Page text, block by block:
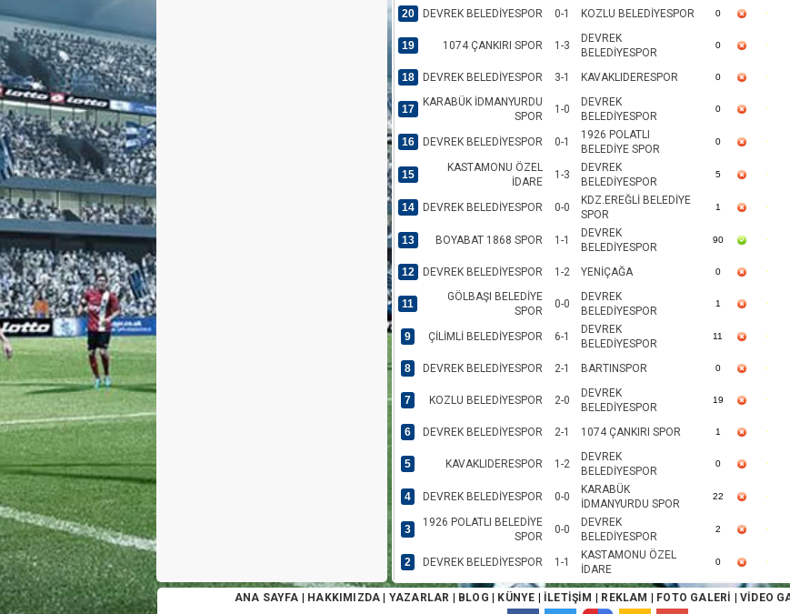
20 DEVREK BELEDİYESPOR 0-1 KOZLU BELEDİYESPOR 0
19 1074 ÇANKIRI SPOR 1-3
DEVREK
BELEDİYESPOR
0
18 DEVREK BELEDİYESPOR 3-1 KAVAKLIDERESPOR 0
17
KARABÜK İDMANYURDU
SPOR
1-0
DEVREK
BELEDİYESPOR
0
16 DEVREK BELEDİYESPOR 0-1
1926 POLATLI
BELEDİYE SPOR
0
15
KASTAMONU ÖZEL
İDARE
1-3
DEVREK
BELEDİYESPOR
5
14 DEVREK BELEDİYESPOR 0-0
KDZ.EREĞLİ BELEDİYE
SPOR
1
13 BOYABAT 1868 SPOR 1-1
DEVREK
BELEDİYESPOR
90
12 DEVREK BELEDİYESPOR 1-2 YENİÇAĞA 0
11
GÖLBAŞI BELEDİYE
SPOR
0-0
DEVREK
BELEDİYESPOR
1
9 ÇİLİMLİ BELEDİYESPOR 6-1
DEVREK
BELEDİYESPOR
11
8 DEVREK BELEDİYESPOR 2-1 BARTINSPOR 0
7 KOZLU BELEDİYESPOR 2-0
DEVREK
BELEDİYESPOR
19
6 DEVREK BELEDİYESPOR 2-1 1074 ÇANKIRI SPOR 1
5 KAVAKLIDERESPOR 1-2
DEVREK
BELEDİYESPOR
0
4 DEVREK BELEDİYESPOR 0-0
KARABÜK
İDMANYURDU SPOR
22
3
1926 POLATLI BELEDİYE
SPOR
0-0
DEVREK
BELEDİYESPOR
2
2 DEVREK BELEDİYESPOR 1-1
KASTAMONU ÖZEL
İDARE
0
1
KDZ.EREĞLİ BELEDİYE
SPOR
2-0
DEVREK
BELEDİYESPOR
0
ANA SAYFA HAKKIMIZDA YAZARLAR BLOG KÜNYE İLETİŞİM REKLAM FOTO GALERİ VİDEO